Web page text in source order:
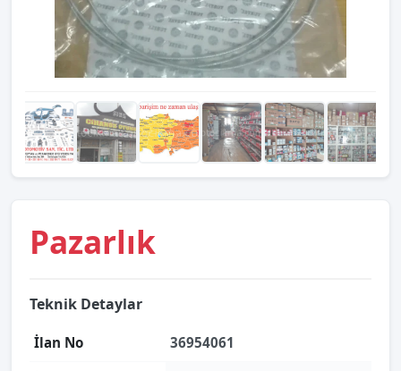
Pazarlık
Teknik Detaylar
İlan No 36954061